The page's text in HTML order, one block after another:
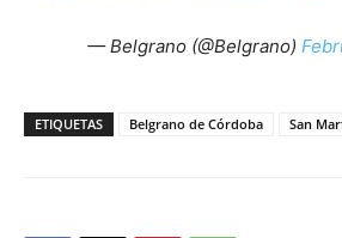
— Belgrano (@Belgrano)
ETIQUETAS Belgrano de Córdoba San